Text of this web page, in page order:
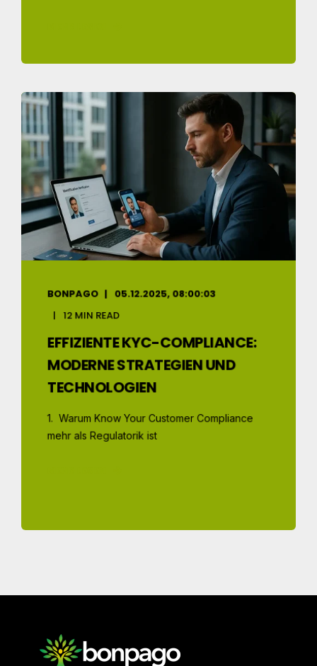
BONPAGO
05.12.2025, 08:00:03
12 MIN READ
EFFIZIENTE KYC-COMPLIANCE:
MODERNE STRATEGIEN UND
TECHNOLOGIEN
1. Warum Know Your Customer Compliance
mehr als Regulatorik ist